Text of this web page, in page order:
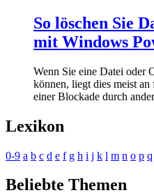
So löschen Sie
mit Windows
Wenn Sie eine Datei oder
können, liegt dies meist
einer Blockade durch
Lexikon
0-9 a b c d e f g h i j k l m n o p q
Beliebte Themen